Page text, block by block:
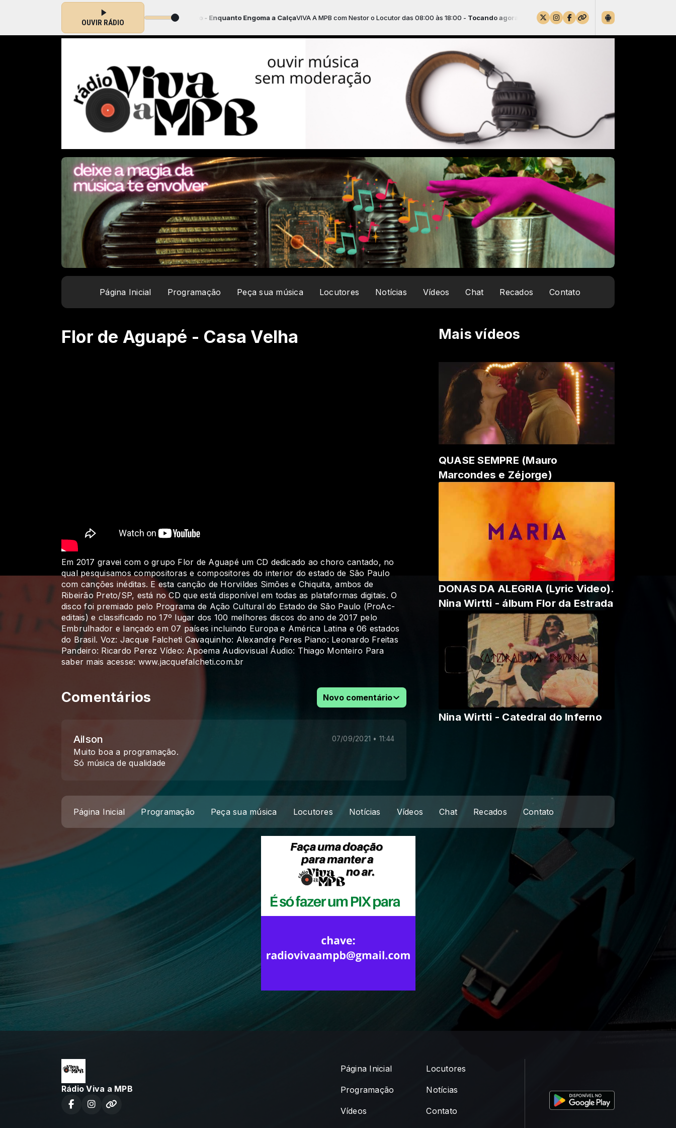
OUVIR RÁDIO
Tocando agora: Ednardo - Enquanto Engoma a CalçaVIVA A MPB com Nestor o Locutor das 08:00 às 18:00 -Tocando agora: Ednardo - Enquanto Engoma a Calça
Página Inicial Programação Peça sua música Locutores Notícias Vídeos Chat Recados Contato
Flor de Aguapé - Casa Velha Mais vídeos
QUASE SEMPRE (Mauro
Marcondes e Zéjorge)
DONAS DA ALEGRIA (Lyric Video).
Nina Wirtti - álbum Flor da Estrada
Nina Wirtti - Catedral do Inferno
Em 2017 gravei com o grupo Flor de Aguapé um CD dedicado ao choro cantado, no
qual pesquisamos compositoras e compositores do interior do estado de São Paulo
com canções inéditas. E esta canção de Horvildes Simões e Chiquita, ambos de
Ribeirão Preto/SP, está no CD que está disponível em todas as plataformas digitais. O
disco foi premiado pelo Programa de Ação Cultural do Estado de São Paulo (ProAc-
editais) e classificado no 17º lugar dos 100 melhores discos do ano de 2017 pelo
Embrulhador e lançado em 07 países incluindo Europa e América Latina e 06 estados
do Brasil. Voz: Jacque Falcheti Cavaquinho: Alexandre Peres Piano: Leonardo Freitas
Pandeiro: Ricardo Perez Vídeo: Apoema Audiovisual Áudio: Thiago Monteiro Para
saber mais acesse: www.jacquefalcheti.com.br
Comentários Novo comentário
Muito boa a programação.
Só música de qualidade
Ailson 07/09/2021 • 11:44
Página Inicial Programação Peça sua música Locutores Notícias Vídeos Chat Recados Contato
Rádio Viva a MPB
Página Inicial
Programação
Vídeos
Locutores
Notícias
Contato